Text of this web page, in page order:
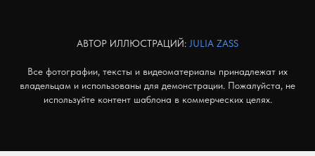
АВТОР ИЛЛЮСТРАЦИЙ: JULIA ZASS
Все фотографии, тексты и видеоматериалы принадлежат их
владельцам и использованы для демонстрации. Пожалуйста, не
используйте контент шаблона в коммерческих целях.